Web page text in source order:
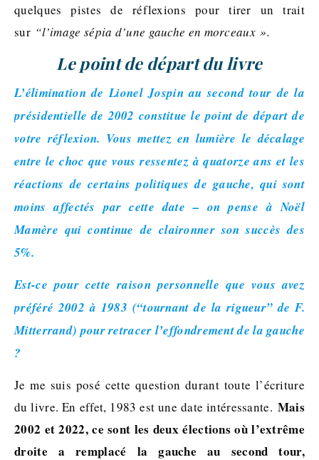
quelques pistes de réflexions pour tirer un trait
sur “l’image sépia d’une gauche en morceaux ».
Le point de départ du livre
L’élimination de Lionel Jospin au second tour de la
présidentielle de 2002 constitue le point de départ de
votre réflexion. Vous mettez en lumière le décalage
entre le choc que vous ressentez à quatorze ans et les
réactions de certains politiques de gauche, qui sont
moins affectés par cette date – on pense à Noël
Mamère qui continue de claironner son succès des
5%.
Est-ce pour cette raison personnelle que vous avez
préféré 2002 à 1983 (“tournant de la rigueur” de F.
Mitterrand) pour retracer l’effondrement de la gauche
?
Je me suis posé cette question durant toute l’écriture
du livre. En effet, 1983 est une date intéressante. Mais
2002 et 2022, ce sont les deux élections où l’extrême
droite a remplacé la gauche au second tour,